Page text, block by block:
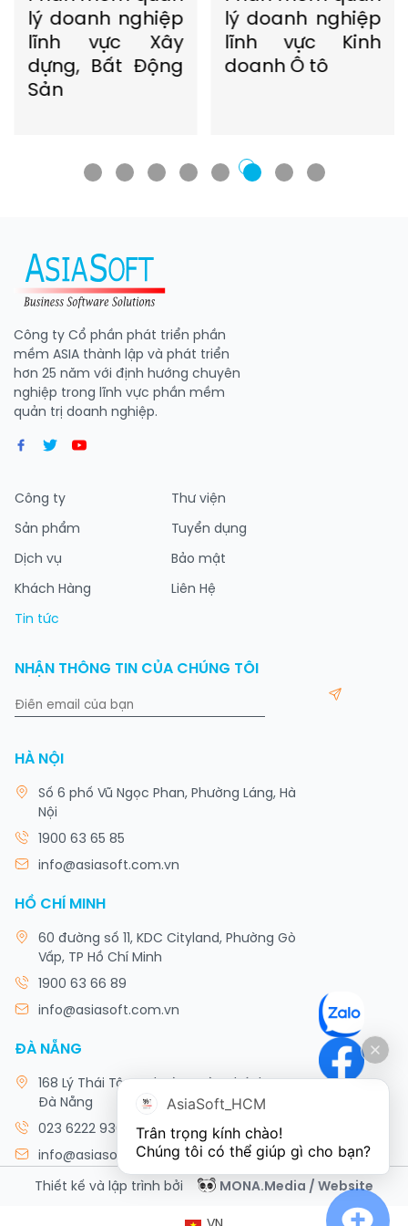
lý doanh nghiệp
lĩnh vực Kinh
doanh Ô tô
lý doanh
lĩnh vực
nhận Vận
Công ty Cổ phần phát triển phần
mềm ASIA thành lập và phát triển
hơn 25 năm với định hướng chuyên
nghiệp trong lĩnh vực phần mềm
quản trị doanh nghiệp.
Công ty
Sản phẩm
Dịch vụ
Khách Hàng
Tin tức
Thư viện
Tuyển dụng
Bảo mật
Liên Hệ
NHẬN THÔNG TIN CỦA CHÚNG TÔI
HÀ NỘI
Số 6 phố Vũ Ngọc Phan, Phường Láng, Hà
Nội
1900 63 65 85
info@asiasoft.com.vn
HỒ CHÍ MINH
60 đường số 11, KDC Cityland, Phường Gò
Vấp, TP Hồ Chí Minh
1900 63 66 89
info@asiasoft.com.vn
ĐÀ NẴNG
168 Lý Thái Tông, Phường Hòa Khánh, TP
Đà Nẵng
023 6222 9308
info@asiasoft.com.vn
Thiết kế và lập trình bởi MONA.Media / Website
AsiaSoft_HCM
Trân trọng kính chào!
Chúng tôi có thể giúp gì cho bạn?